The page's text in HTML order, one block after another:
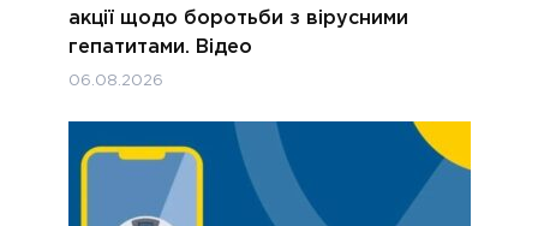
акції щодо боротьби з вірусними
гепатитами. Відео
06.08.2026